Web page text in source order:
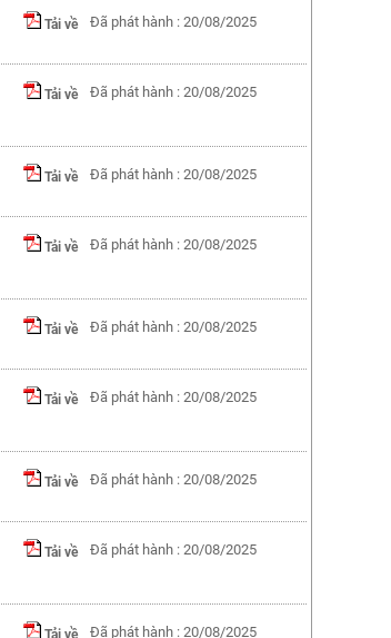
Tải về Đã phát hành : 20/08/2025
Tải về Đã phát hành : 20/08/2025
Tải về Đã phát hành : 20/08/2025
Tải về Đã phát hành : 20/08/2025
Tải về Đã phát hành : 20/08/2025
Tải về Đã phát hành : 20/08/2025
Tải về Đã phát hành : 20/08/2025
Tải về Đã phát hành : 20/08/2025
Tải về Đã phát hành : 20/08/2025